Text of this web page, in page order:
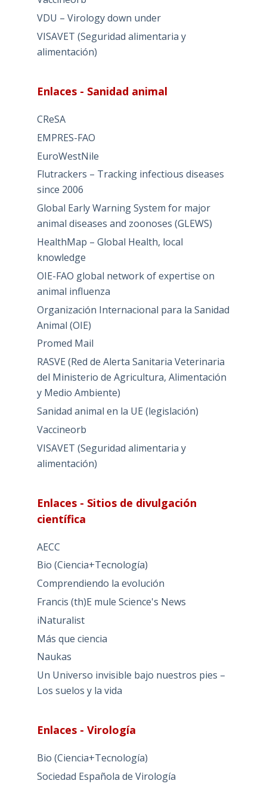
VDU – Virology down under
VISAVET (Seguridad alimentaria y
alimentación)
Enlaces - Sanidad animal
CReSA
EMPRES-FAO
EuroWestNile
Flutrackers – Tracking infectious diseases
since 2006
Global Early Warning System for major
animal diseases and zoonoses (GLEWS)
HealthMap – Global Health, local
knowledge
OIE-FAO global network of expertise on
animal influenza
Organización Internacional para la Sanidad
Animal (OIE)
Promed Mail
RASVE (Red de Alerta Sanitaria Veterinaria
del Ministerio de Agricultura, Alimentación
y Medio Ambiente)
Sanidad animal en la UE (legislación)
Vaccineorb
VISAVET (Seguridad alimentaria y
alimentación)
Enlaces - Sitios de divulgación
científica
AECC
Bio (Ciencia+Tecnología)
Comprendiendo la evolución
Francis (th)E mule Science's News
iNaturalist
Más que ciencia
Naukas
Un Universo invisible bajo nuestros pies –
Los suelos y la vida
Enlaces - Virología
Bio (Ciencia+Tecnología)
Sociedad Española de Virología